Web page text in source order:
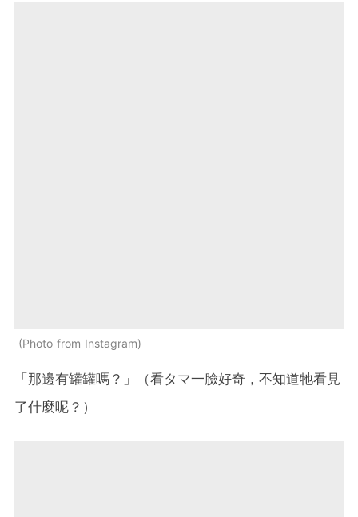
Photo from Instagram
「那邊有罐罐嗎？」（看タマ一臉好奇，不知道牠看見
了什麼呢？）